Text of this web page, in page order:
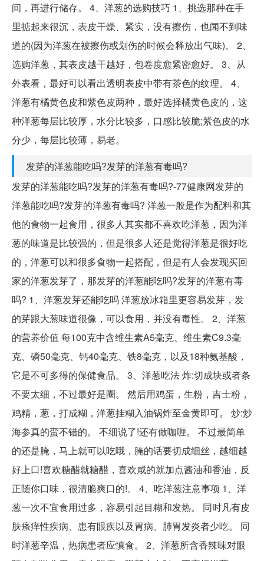
间，再进行储存。 4、洋葱的选购技巧 1、挑选那种在手
里掂起来很沉，表皮干燥、紧实，没有擦伤，也闻不到味
道的(因为洋葱在被擦伤或划伤的时候会释放出气味)。 2、
选购洋葱，其表皮越干越好，包卷度愈紧密愈好。 3、从
外表看，最好可以看出透明表皮中带有茶色的纹理。 4、
洋葱有橘黄色皮和紫色皮两种，最好选择橘黄色皮的，这
种洋葱每层比较厚，水分比较多，口感比较脆;紫色皮的水
分少，每层比较薄，易老。
发芽的洋葱能吃吗?发芽的洋葱有毒吗?
发芽的洋葱能吃吗?发芽的洋葱有毒吗?-77健康网发芽的
洋葱能吃吗?发芽的洋葱有毒吗? 洋葱一般是作为配料和其
他的食物一起食用，很多人其实都不喜欢吃洋葱，因为洋
葱的味道是比较强的，但是很多人还是觉得洋葱是很好吃
的，洋葱可以和很多食物一起搭配，但是有人会发现买回
家的洋葱发芽了，那发芽的洋葱能吃吗?发芽的洋葱有毒
吗? 1、洋葱发芽还能吃吗 洋葱放冰箱里更容易发芽，发
的芽跟大葱味道很像，可以食用，并没有毒性。 2、洋葱
的营养价值 每100克中含维生素A5毫克、维生素C9.3毫
克、磷50毫克、钙40毫克、铁8毫克，以及18种氨基酸，
它是不可多得的保健食品。 3、洋葱吃法 炸:切成块或者条
不要太细，不过最好是圈。 然后用鸡蛋，生粉，吉士粉，
鸡精，葱，打成糊，洋葱挂糊入油锅炸至金黄即可。 炒:炒
海参真的蛮不错的。 不细说了!还有做咖喱。 不过最简单
的还是腌，马上就可以吃哦，腌的话要切成细丝，越细越
好上口!喜欢糖醋就糖醋，喜欢咸的就加点酱油和香油，反
正随你口味，很清脆爽口的!。 4、吃洋葱注意事项 1、洋
葱一次不宜食用过多，容易引起目糊和发热。 同时凡有皮
肤瘙痒性疾病、患有眼疾以及胃病、肺胃发炎者少吃。 同
时洋葱辛温，热病患者应慎食。 2、洋葱所含香辣味对眼